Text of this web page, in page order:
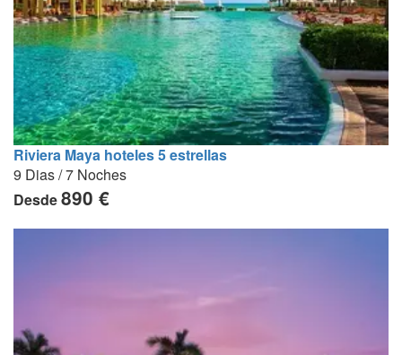
Riviera Maya hoteles 5 estrellas
9 Dias / 7 Noches
Desde890 €